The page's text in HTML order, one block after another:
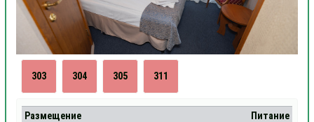
303 304 305 311
Размещение
Питание